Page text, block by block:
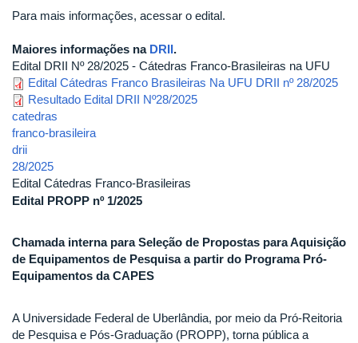
Para mais informações, acessar o edital.
Maiores informações na DRII.
Edital DRII Nº 28/2025 - Cátedras Franco-Brasileiras na UFU
Edital Cátedras Franco Brasileiras Na UFU DRII nº 28/2025
Resultado Edital DRII Nº28/2025
catedras
franco-brasileira
drii
28/2025
Edital Cátedras Franco-Brasileiras
Edital PROPP nº 1/2025
Chamada interna para Seleção de Propostas para Aquisição
de Equipamentos de Pesquisa a partir do Programa Pró-
Equipamentos da CAPES
A Universidade Federal de Uberlândia, por meio da Pró-Reitoria
de Pesquisa e Pós-Graduação (PROPP), torna pública a